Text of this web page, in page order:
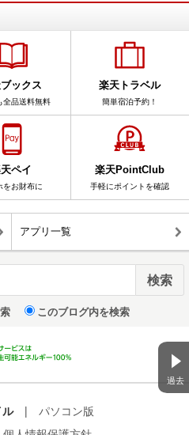
過去
ックス
全品送料無料
楽天トラベル
簡単宿泊予約！
ペイ
をお財布に
楽天PointClub
手軽にポイントを確認
アプリ一覧
このブログ内を検索
|
パソコン版